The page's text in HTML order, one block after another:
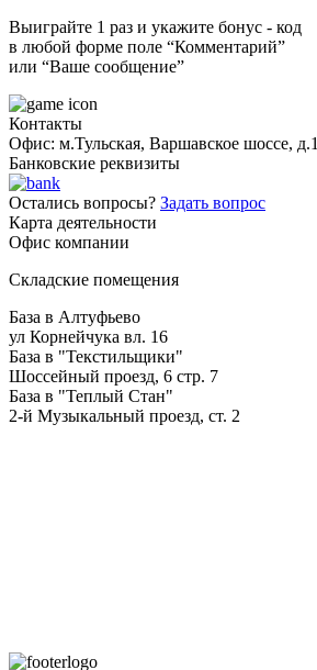
Выиграйте 1 раз и укажите бонус - код
в любой форме поле “Комментарий”
или “Ваше сообщение”
Контакты
Офис: м.Тульская, Варшавское шоссе, д.1
Банковские реквизиты
Остались вопросы? Задать вопрос
Карта деятельности
Офис компании
Складские помещения
База в Алтуфьево
ул Корнейчука вл. 16
База в "Текстильщики"
Шоссейный проезд, 6 стр. 7
База в "Теплый Стан"
2-й Музыкальный проезд, ст. 2